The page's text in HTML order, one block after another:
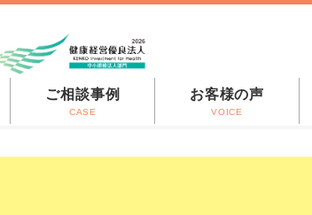
ご相談事例
CASE
お客様の声
VOICE